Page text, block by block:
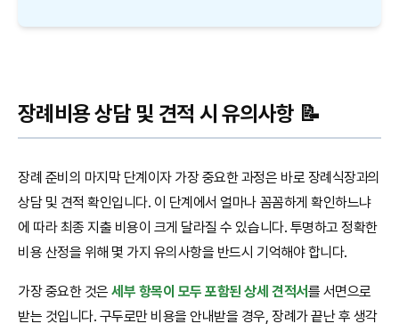
장례비용 상담 및 견적 시 유의사항 📝
장례 준비의 마지막 단계이자 가장 중요한 과정은 바로 장례식장과의
상담 및 견적 확인입니다. 이 단계에서 얼마나 꼼꼼하게 확인하느냐
에 따라 최종 지출 비용이 크게 달라질 수 있습니다. 투명하고 정확한
비용 산정을 위해 몇 가지 유의사항을 반드시 기억해야 합니다.
가장 중요한 것은세부 항목이 모두 포함된 상세 견적서를 서면으로
받는 것입니다. 구두로만 비용을 안내받을 경우, 장례가 끝난 후 생각